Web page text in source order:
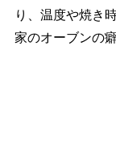
り、温度や焼き
家のオーブンの